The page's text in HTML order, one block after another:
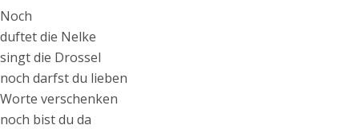
Noch
duftet die Nelke
singt die Drossel
noch darfst du lieben
Worte verschenken
noch bist du da